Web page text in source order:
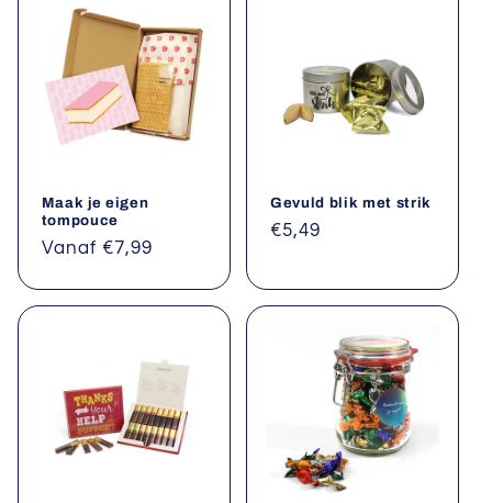
Maak je eigen
tompouce
Normale
Vanaf €7,99
Gevuld blik met strik
Normale
€5,49